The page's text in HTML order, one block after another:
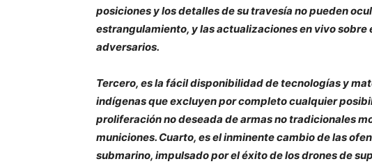
posiciones y los detalles de su travesía no pueden
estrangulamiento, y las actualizaciones en vivo
adversarios.
Tercero, es la fácil disponibilidad de tecnologías y
indígenas que excluyen por completo cualquier
proliferación no deseada de armas no tradicionales
municiones. Cuarto, es el inminente cambio de las
submarino, impulsado por el éxito de los drones de